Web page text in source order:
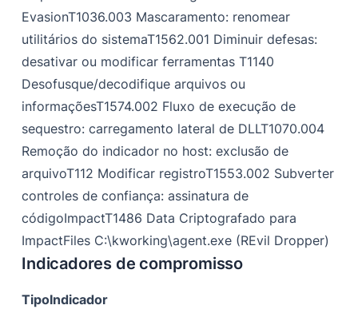
EvasionT1036.003 Mascaramento: renomear
utilitários do sistemaT1562.001 Diminuir defesas:
desativar ou modificar ferramentas T1140
Desofusque/decodifique arquivos ou
informaçõesT1574.002 Fluxo de execução de
sequestro: carregamento lateral de DLLT1070.004
Remoção do indicador no host: exclusão de
arquivoT112 Modificar registroT1553.002 Subverter
controles de confiança: assinatura de
códigoImpactT1486 Data Criptografado para
ImpactFiles C:\kworking\agent.exe (REvil Dropper)
Indicadores de compromisso
TipoIndicador